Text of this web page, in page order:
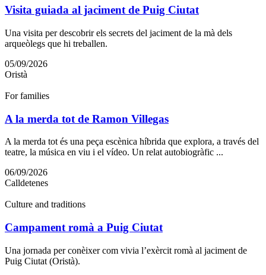
Visita guiada al jaciment de Puig Ciutat
Una visita per descobrir els secrets del jaciment de la mà dels
arqueòlegs que hi treballen.
05/09/2026
Oristà
For families
A la merda tot de Ramon Villegas
A la merda tot és una peça escènica híbrida que explora, a través del
teatre, la música en viu i el vídeo. Un relat autobiogràfic ...
06/09/2026
Calldetenes
Culture and traditions
Campament romà a Puig Ciutat
Una jornada per conèixer com vivia l’exèrcit romà al jaciment de
Puig Ciutat (Oristà).